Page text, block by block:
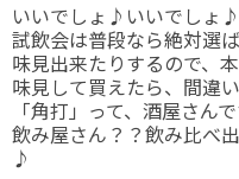
いいでしょ♪いいでしょ♪
試飲会は普段なら絶対選
味見出来たりするので、
味見して買えたら、間違
「角打」って、酒屋さん
飲み屋さん？？飲み比べ
♪